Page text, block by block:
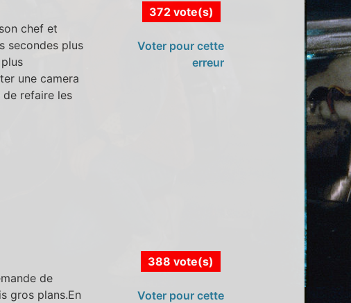
chef et
secondes plus
une camera
refaire les
372 vote(s)
Voter pour cette
erreur
de
gros plans.En
388 vote(s)
Voter pour cette